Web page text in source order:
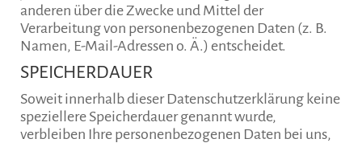
anderen über die Zwecke und Mittel der
Verarbeitung von personenbezogenen Daten (z. B.
Namen, E-Mail-Adressen o. Ä.) entscheidet.
SPEICHERDAUER
Soweit innerhalb dieser Datenschutzerklärung keine
speziellere Speicherdauer genannt wurde,
verbleiben Ihre personenbezogenen Daten bei uns,